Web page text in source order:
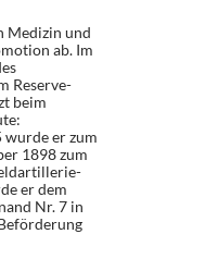
Medizin und
ab. Im
Reserve-
beim
er zum
1898 zum
er dem
Nr. 7 in